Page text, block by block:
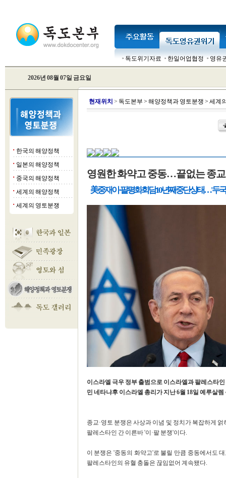
독도위기자료 한일어업협정 영유
2026년 08월 07일 금요일
■ 한국의 해양정책
■ 일본의 해양정책
■ 중국의 해양정책
■ 세계의 해양정책
■ 세계의 영토분쟁
현재위치 > 독도본부 > 해양정책과 영토분쟁 > 세계
영원한 화약고 중동…끝없는 종
美 중재 이·팔 평화회담 10년째 중단 상태…'두
이스라엘 극우 정부 출범으로 이스라엘과 팔레스타
민 네타냐후 이스라엘 총리가 지난 6월 18일 예루살
종교·영토 분쟁은 사상과 이념 및 정치가 복잡하게
팔레스타인 간 이른바 '이·팔 분쟁'이다.
이 분쟁은 '중동의 화약고'로 불릴 만큼 중동에서도
팔레스타인의 유혈 충돌은 끊임없어 계속됐다.